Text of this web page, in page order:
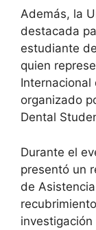
Además, la
destacada
estudiante
quien
organizado
Dental
Durante el
presentó un
de